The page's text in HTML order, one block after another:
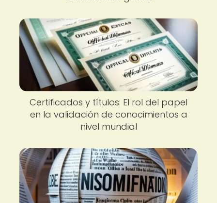
Certificados y títulos: El rol del papel
en la validación de conocimientos a
nivel mundial